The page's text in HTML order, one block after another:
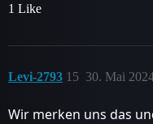
1 Like
Levi-2793 30. Mai
15
Wir merken uns das